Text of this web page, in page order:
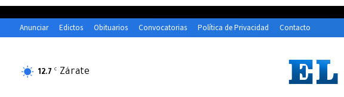
Anunciar Edictos Obituarios Convocatorias Política de Privacidad Contacto
12.7 C Zárate